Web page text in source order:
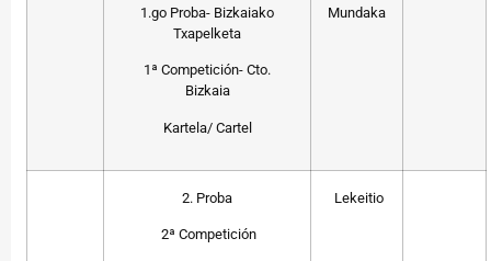
1.go Proba- Bizkaiako
Txapelketa
1ª Competición- Cto.
Bizkaia
Kartela/ Cartel
Mundaka
2. Proba
2ª Competición
Lekeitio